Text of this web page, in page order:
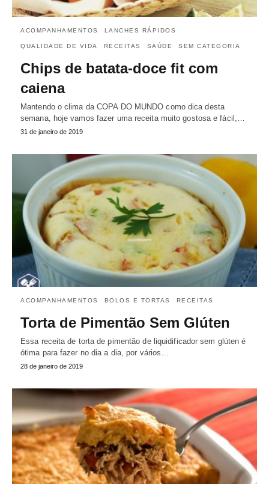
ACOMPANHAMENTOS LANCHES RÁPIDOS
QUALIDADE DE VIDA RECEITAS SAÚDE SEM CATEGORIA
Chips de batata-doce fit com
caiena
Mantendo o clima da COPA DO MUNDO como dica desta
semana, hoje vamos fazer uma receita muito gostosa e fácil,…
31 de janeiro de 2019
ACOMPANHAMENTOS BOLOS E TORTAS RECEITAS
Torta de Pimentão Sem Glúten
Essa receita de torta de pimentão de liquidificador sem glúten é
ótima para fazer no dia a dia, por vários…
28 de janeiro de 2019